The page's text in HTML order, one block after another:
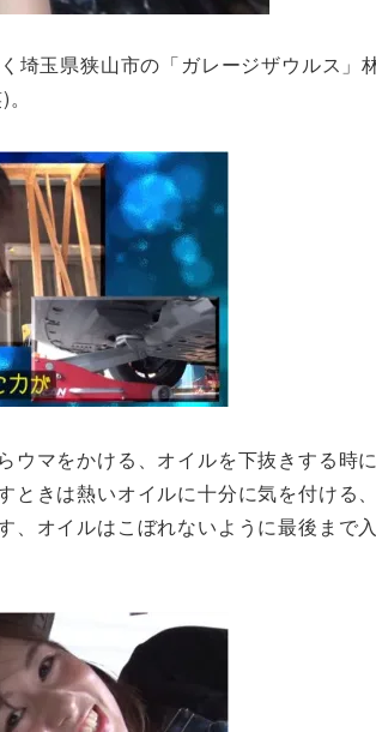
埼玉県狭山市の「ガレージザウルス」
ウマをかける、オイルを下抜きする時
ときは熱いオイルに十分に気を付ける
、オイルはこぼれないように最後まで